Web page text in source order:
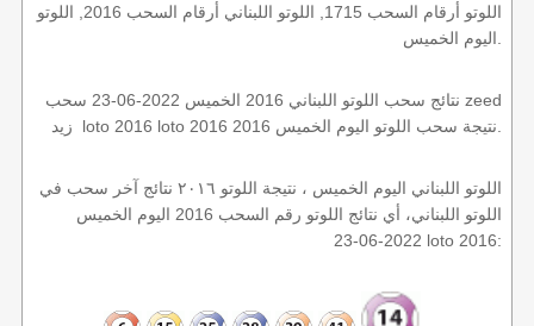
اللوتو أرقام السحب 1715, اللوتو اللبناني أرقام السحب 2016, اللوتو
نتائج سحب اللوتو اللبناني 2016 الخميس 2022-06-23 سحب zeed
اللوتو اللبناني اليوم الخميس ، نتيجة اللوتو ٢٠١٦ نتائج آخر سحب في
اللوتو اللبناني، أي نتائج اللوتو رقم السحب 2016 اليوم الخميس
2022-06-23 loto 2016: